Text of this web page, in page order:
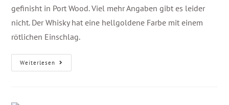
gefinisht in Port Wood. Viel mehr Angaben gibt es leider
nicht. Der Whisky hat eine hellgoldene Farbe mit einem
rötlichen Einschlag.
Weiterlesen